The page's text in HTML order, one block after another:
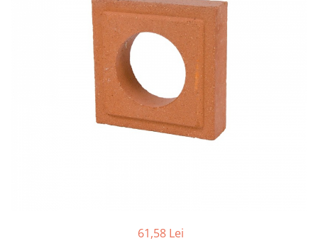
Accesorii pentru cofraje
Materiale prafoase
Scule electrice, unelte si accesorii
61,58 Lei